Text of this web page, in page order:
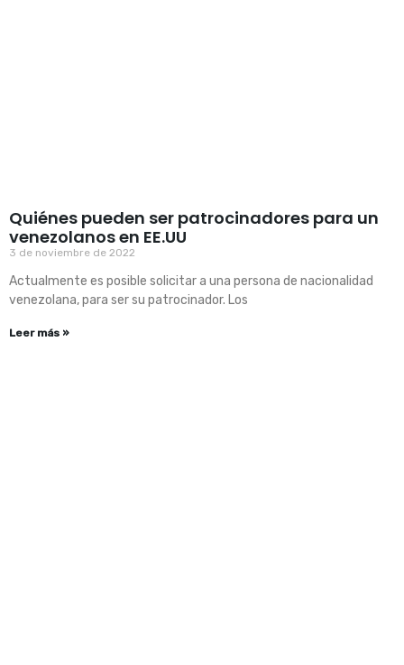
Quiénes pueden ser patrocinadores para un
venezolanos en EE.UU
3 de noviembre de 2022
Actualmente es posible solicitar a una persona de nacionalidad
venezolana, para ser su patrocinador. Los
Leer más »